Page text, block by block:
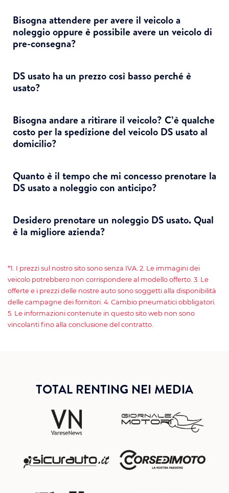
Bisogna attendere per avere il veicolo a
noleggio oppure è possibile avere un veicolo di
pre-consegna?
DS usato ha un prezzo così basso perché è
usato?
Bisogna andare a ritirare il veicolo? C’è qualche
costo per la spedizione del veicolo DS usato al
domicilio?
Quanto è il tempo che mi concesso prenotare la
DS usato a noleggio con anticipo?
Desidero prenotare un noleggio DS usato. Qual
è la migliore azienda?
*1. I prezzi sul nostro sito sono senza IVA. 2. Le immagini dei
veicolo potrebbero non corrispondere al modello offerto. 3. Le
offerte e i prezzi delle nostre auto sono soggetti alla disponibilità
delle campagne dei fornitori. 4. Cambio pneumatici obbligatori.
5. Le informazioni contenute in questo sito web non sono
vincolanti fino alla conclusione del contratto.
TOTAL RENTING NEI MEDIA